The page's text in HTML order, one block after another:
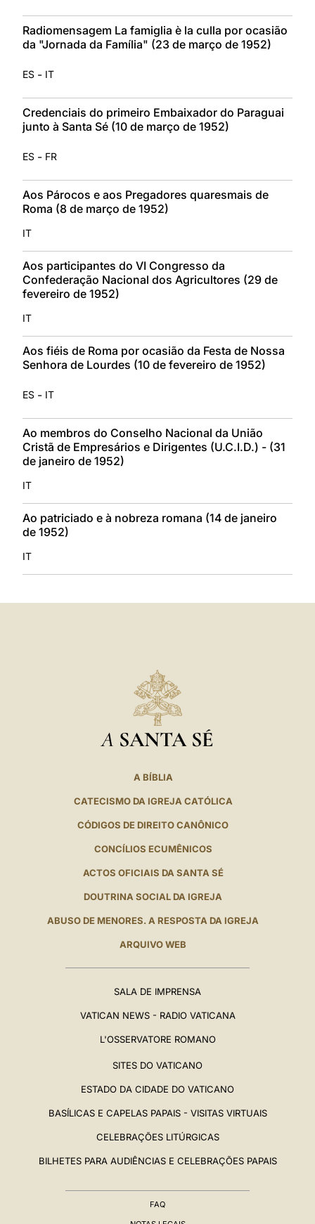
Radiomensagem La famiglia è la culla por ocasião
da "Jornada da Família" (23 de março de 1952)
ES - IT
Credenciais do primeiro Embaixador do Paraguai
junto à Santa Sé (10 de março de 1952)
ES - FR
Aos Párocos e aos Pregadores quaresmais de
Roma (8 de março de 1952)
IT
Aos participantes do VI Congresso da
Confederação Nacional dos Agricultores (29 de
fevereiro de 1952)
IT
Aos fiéis de Roma por ocasião da Festa de Nossa
Senhora de Lourdes (10 de fevereiro de 1952)
ES - IT
Ao membros do Conselho Nacional da União
Cristã de Empresários e Dirigentes (U.C.I.D.) - (31
de janeiro de 1952)
IT
Ao patriciado e à nobreza romana (14 de janeiro
de 1952)
IT
A SANTA SÉ
A BÍBLIA
CATECISMO DA IGREJA CATÓLICA
CÓDIGOS DE DIREITO CANÔNICO
CONCÍLIOS ECUMÊNICOS
ACTOS OFICIAIS DA SANTA SÉ
DOUTRINA SOCIAL DA IGREJA
ABUSO DE MENORES. A RESPOSTA DA IGREJA
ARQUIVO WEB
SALA DE IMPRENSA
VATICAN NEWS - RADIO VATICANA
L'OSSERVATORE ROMANO
SITES DO VATICANO
ESTADO DA CIDADE DO VATICANO
BASÍLICAS E CAPELAS PAPAIS - VISITAS VIRTUAIS
CELEBRAÇÕES LITÚRGICAS
BILHETES PARA AUDIÊNCIAS E CELEBRAÇÕES PAPAIS
FAQ